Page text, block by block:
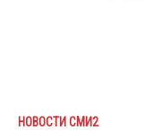
НОВОСТИ СМИ2